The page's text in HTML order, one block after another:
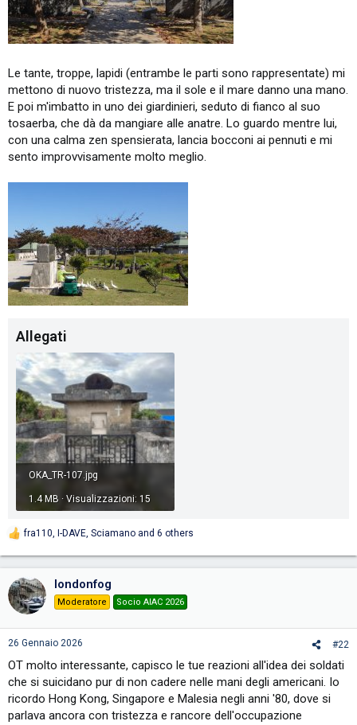
Le tante, troppe, lapidi (entrambe le parti sono rappresentate) mi
mettono di nuovo tristezza, ma il sole e il mare danno una mano.
E poi m'imbatto in uno dei giardinieri, seduto di fianco al suo
tosaerba, che dà da mangiare alle anatre. Lo guardo mentre lui,
con una calma zen spensierata, lancia bocconi ai pennuti e mi
sento improvvisamente molto meglio.
Allegati
OKA_TR-107.jpg
1.4 MB · Visualizzazioni: 15
R
t
i
n
s
fra110 I-DAVE Sciamano and 6 others
londonfog
Moderatore Socio AIAC 2026
26 Gennaio 2026 #22
OT molto interessante, capisco le tue reazioni all'idea dei soldati
che si suicidano pur di non cadere nelle mani degli americani. Io
ricordo Hong Kong, Singapore e Malesia negli anni '80, dove si
parlava ancora con tristezza e rancore dell'occupazione